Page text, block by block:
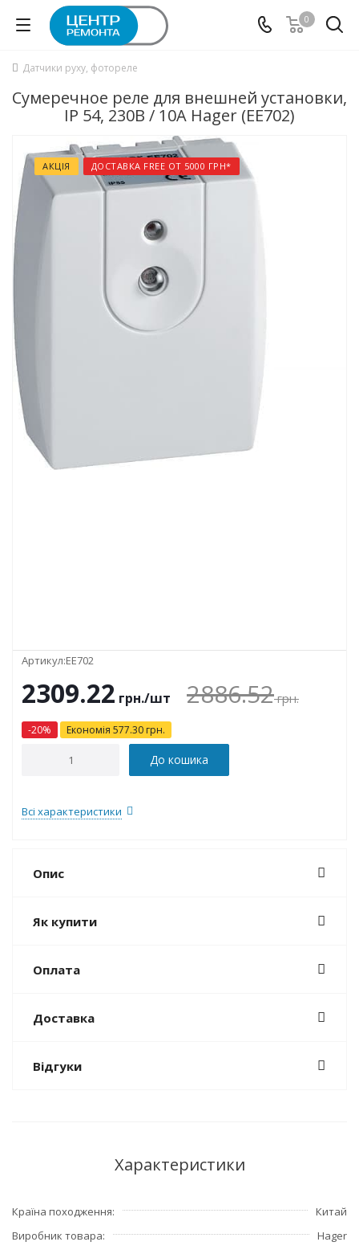
0
Датчики руху, фотореле
Сумеречное реле для внешней установки,
IP 54, 230В / 10А Hager (EE702)
АКЦІЯ ДОСТАВКА FREE ОТ 5000 ГРН*
Артикул:EE702
2309.22 грн./шт 2886.52грн.
-20% Економія 577.30 грн.
До кошика
Всі характеристики
Опис
Як купити
Оплата
Доставка
Відгуки
Характеристики
Країна походження
Китай
Виробник товара
Hager